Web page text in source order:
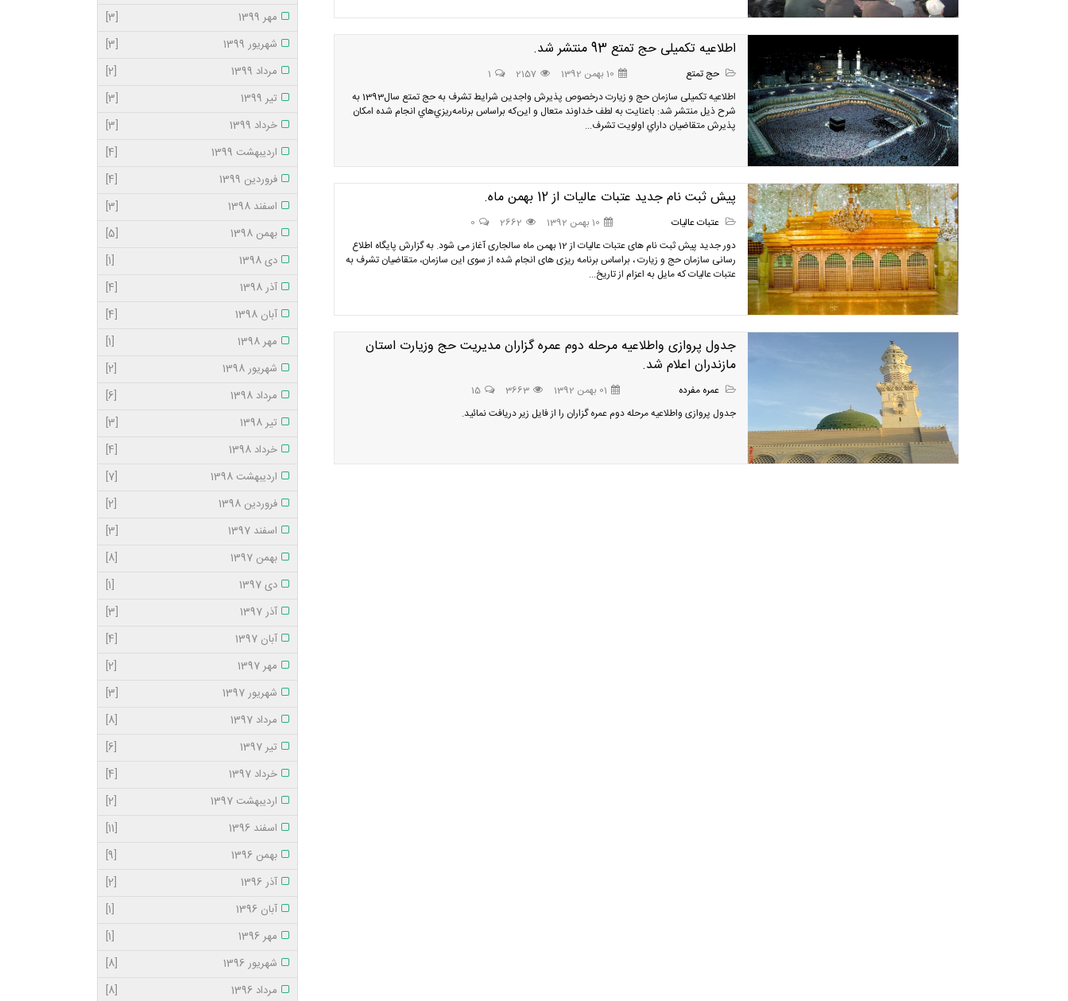
اطلاعیه تکمیلی حج تمتع 93 منتشر شد.
حج تمتع 10 بهمن 1392 2157
1
اطلاعيه تکمیلی سازمان حج و زيارت درخصوص پذيرش واجدین شرایط تشرف به حج تمتع سال1393 به
شرح ذیل منتشر شد: باعنايت به لطف خداوند متعال و این‌که براساس برنامه‌ريزي‌هاي انجام شده امکان
پذيرش متقاضيان داراي اولويت تشرف...
پیش ثبت نام جدید عتبات عالیات از 12 بهمن ماه.
عتبات عالیات 10 بهمن 1392 2662
0
دور جدید پیش ثبت نام های عتبات عالیات از 12 بهمن ماه سالجاری آغاز می شود. به گزارش پایگاه اطلاع
رسانی سازمان حج و زیارت ، براساس برنامه ریزی های انجام شده از سوی این سازمان، متقاضيان تشرف به
عتبات عاليات که مایل به اعزام از تاریخ...
جدول پروازی واطلاعیه مرحله دوم عمره گزاران مدیریت حج وزیارت استان
مازندران اعلام شد.
عمره مفرده 01 بهمن 1392 3663
15
جدول پروازی واطلاعیه مرحله دوم عمره گزاران را از فایل زیر دریافت نمائید.
مهر 1399
[3]
شهریور 1399
[3]
مرداد 1399
[2]
تیر 1399
[3]
خرداد 1399
[3]
اردیبهشت 1399
[4]
فروردین 1399
[4]
اسفند 1398
[3]
بهمن 1398
[5]
دی 1398
[1]
آذر 1398
[4]
آبان 1398
[4]
مهر 1398
[1]
شهریور 1398
[2]
مرداد 1398
[6]
تیر 1398
[3]
خرداد 1398
[4]
اردیبهشت 1398
[7]
فروردین 1398
[2]
اسفند 1397
[3]
بهمن 1397
[8]
دی 1397
[1]
آذر 1397
[3]
آبان 1397
[4]
مهر 1397
[2]
شهریور 1397
[3]
مرداد 1397
[8]
تیر 1397
[6]
خرداد 1397
[4]
اردیبهشت 1397
[2]
اسفند 1396
[11]
بهمن 1396
[9]
آذر 1396
[2]
آبان 1396
[1]
مهر 1396
[1]
شهریور 1396
[8]
مرداد 1396
[8]